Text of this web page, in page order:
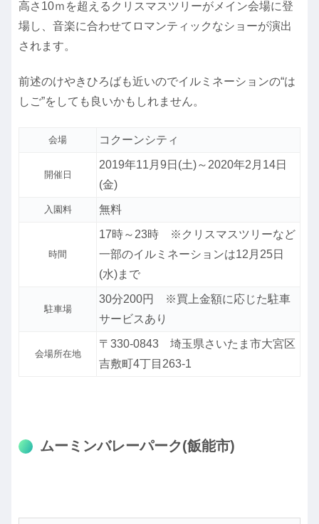
高さ10ｍを超えるクリスマスツリーがメイン会場に登
場し、音楽に合わせてロマンティックなショーが演出
されます。
前述のけやきひろばも近いのでイルミネーションの“は
しご”をしても良いかもしれません。
会場 コクーンシティ
開催日
2019年11月9日(土)～2020年2月14日
(金)
入園料 無料
時間
17時～23時 ※クリスマスツリーなど
一部のイルミネーションは12月25日
(水)まで
駐車場
30分200円 ※買上金額に応じた駐車
サービスあり
会場所在地
〒330-0843 埼玉県さいたま市大宮区
吉敷町4丁目263-1
ムーミンバレーパーク(飯能市)